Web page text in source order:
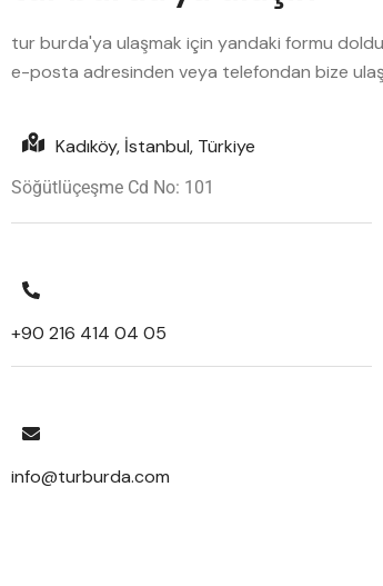
tur burda'ya ulaşmak için yandaki formu
e-posta adresinden veya telefondan bize
Kadıköy, İstanbul, Türkiye
Söğütlüçeşme Cd No: 101
+90 216 414 04 05
info@turburda.com